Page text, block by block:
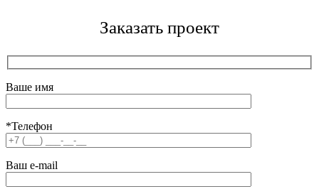
Заказать проект
Ваше имя
*Телефон
Ваш e-mail